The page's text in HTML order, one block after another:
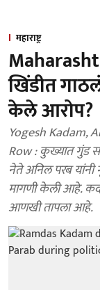
महाराष्ट्र
खिंडीत
केले आरोप?
Yogesh Kadam,
Row : कुख्यात गुंड
नेते अनिल परब यांनी
मागणी केली आहे.
आणखी तापला आहे.